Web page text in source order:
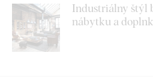
Industriálny štýl
nábytku a